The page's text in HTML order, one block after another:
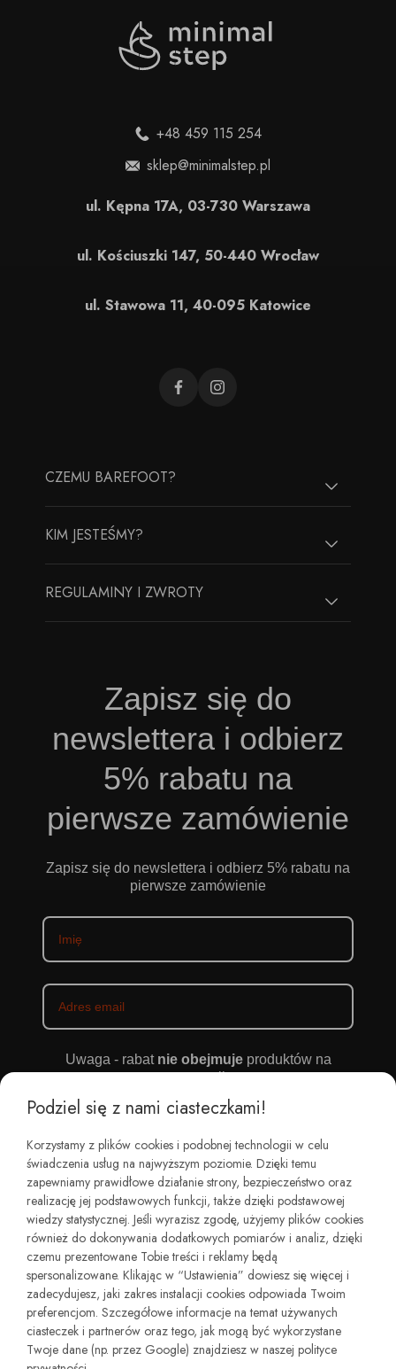
CZEMU BAREFOOT?
KIM JESTEŚMY?
REGULAMINY I ZWROTY
+48 459 115 254
sklep@minimalstep.pl
ul. Kępna 17A, 03-730 Warszawa
ul. Kościuszki 147, 50-440 Wrocław
ul. Stawowa 11, 40-095 Katowice
Zapisz się do
newslettera i odbierz
5% rabatu na
pierwsze zamówienie
Zapisz się do newslettera i odbierz 5% rabatu na
pierwsze zamówienie
Uwaga - rabat nie obejmujeproduktów na
promocji
nowościach i zamówieniach
W każdej chwili możesz wycofać zgodę. Szczegóły znajdziesz w
Regulaminie sklepu oraz w naszej Polityce Prywatności.
ZAPISZ SIĘ
Podziel się z nami ciasteczkami!
Korzystamy z plików cookies i podobnej technologii w celu
świadczenia usług na najwyższym poziomie. Dzięki temu
zapewniamy prawidłowe działanie strony, bezpieczeństwo oraz
realizację jej podstawowych funkcji, także dzięki podstawowej
wiedzy statystycznej. Jeśli wyrazisz zgodę, użyjemy plików cookies
również do dokonywania dodatkowych pomiarów i analiz, dzięki
czemu prezentowane Tobie treści i reklamy będą
spersonalizowane. Klikając w “Ustawienia” dowiesz się więcej i
zadecydujesz, jaki zakres instalacji cookies odpowiada Twoim
preferencjom. Szczegółowe informacje na temat używanych
ciasteczek i partnerów oraz tego, jak mogą być wykorzystane
Twoje dane (np. przez Google) znajdziesz w naszej polityce